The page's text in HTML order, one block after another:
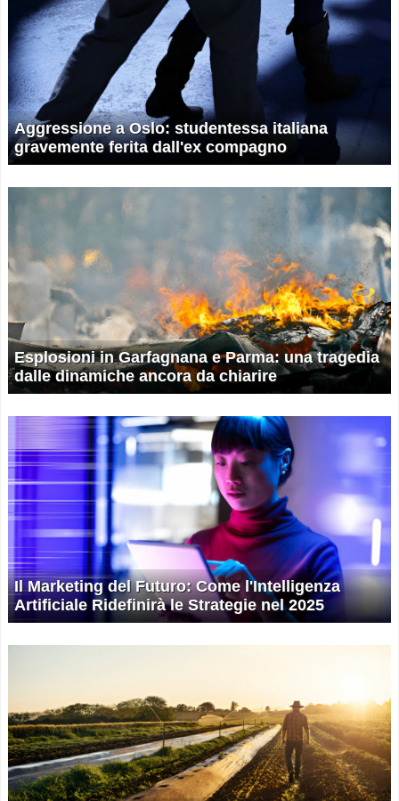
Aggressione a Oslo: studentessa italiana
gravemente ferita dall'ex compagno
Esplosioni in Garfagnana e Parma: una tragedia
dalle dinamiche ancora da chiarire
Il Marketing del Futuro: Come l'Intelligenza
Artificiale Ridefinirà le Strategie nel 2025